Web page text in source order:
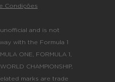
Condições
and is not
with the Formula 1
ONE, FORMULA 1,
CHAMPIONSHIP,
marks are trade